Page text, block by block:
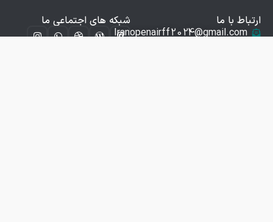
ارتباط با ما
Iranopenairff2024@gmail.com
شبکه های اجتماعی ما